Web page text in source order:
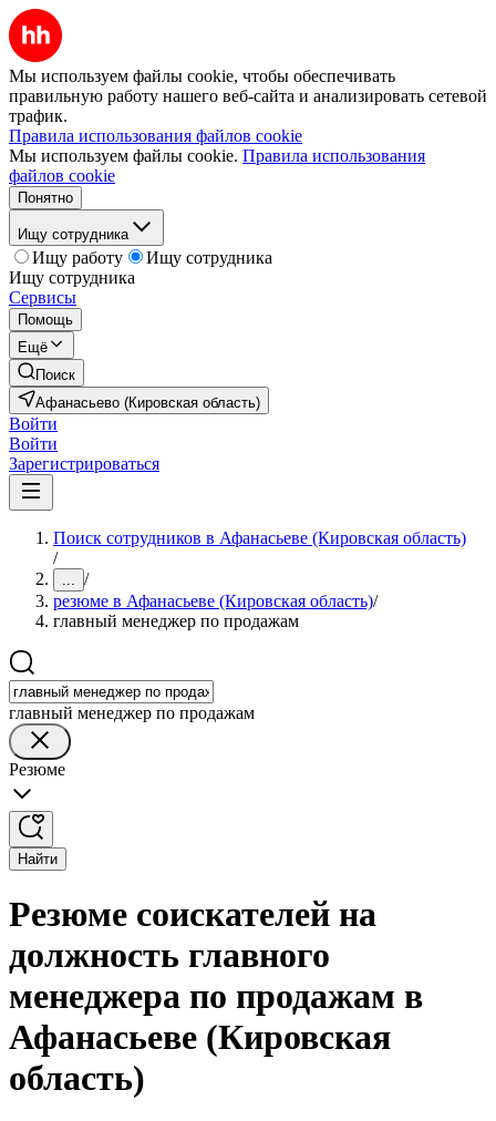
Мы используем файлы cookie, чтобы обеспечивать
правильную работу нашего веб-сайта и анализировать сетевой
трафик.
Правила использования файлов cookie
Мы используем файлы cookie. Правила использования
файлов cookie
Понятно
Ищу сотрудника
Ищу работу
Ищу сотрудника
Ищу сотрудника
Сервисы
Помощь
Ещё
Поиск
Афанасьево (Кировская область)
Войти
Войти
Зарегистрироваться
Поиск сотрудников в Афанасьеве (Кировская область)
/
... /
резюме в Афанасьеве (Кировская область)/
главный менеджер по продажам
главный менеджер по продажам
Резюме
Найти
Резюме соискателей на
должность главного
менеджера по продажам в
Афанасьеве (Кировская
область)